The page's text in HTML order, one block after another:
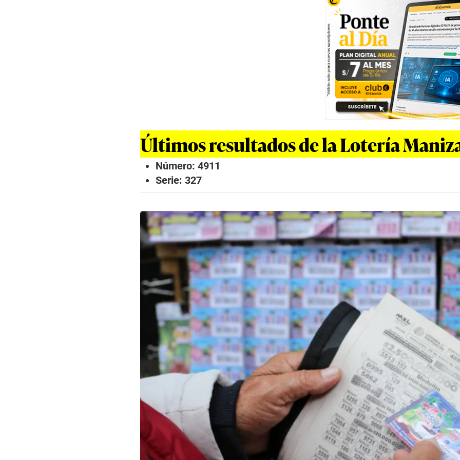
Últimos resultados de la Lotería
Número: 4911
Serie: 327